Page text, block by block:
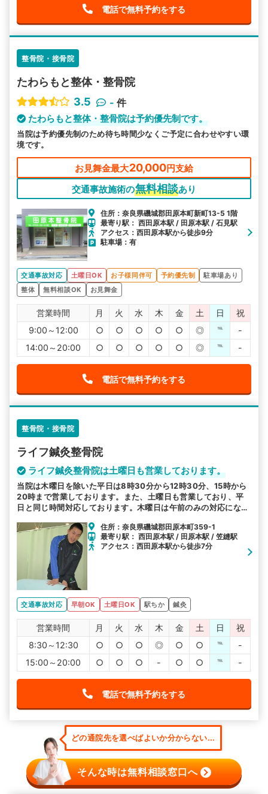
電話で無料予約をする
整骨院・接骨院
たわらもと整体・整骨院
3.5
- 件
たわらもと整体・整骨院は予約優先制です。
当院は予約優先制のため待ち時間少なくご予定に合わせやすい環
境です。
お見舞金最大20,000円支給
交通事故施術の無料相談あり
住所：奈良県磯城郡田原本町新町13-5 1階
最寄り駅： 西田原本駅 / 田原本駅 / 石見駅
アクセス：西田原本駅から徒歩9分
駐車場：有
交通事故対応 土曜日OK お子様同伴可 予約優先制
駐車場あり
整体
無料相談OK お見舞金
営業時間 月 火 水 木 金 土 日
祝
9:00～12:00
○ ○ ○ ○ ○ ◎ ℡
-
14:00～20:00
○ ○ ○ ○ ○ ◎ ℡ -
電話で無料予約をする
整骨院・接骨院
ライフ鍼灸整骨院
ライフ鍼灸整骨院は土曜日も営業しております。
当院は木曜日を除いた平日は8時30分から12時30分、15時から
20時まで営業しております。また、土曜日も営業しており、平
日と同じ時間対応しております。木曜日は午前のみの対応になり
住所：奈良県磯城郡田原本町359-1
最寄り駅： 西田原本駅 / 田原本駅 / 笠縫駅
アクセス：西田原本駅から徒歩7分
交通事故対応 早朝OK 土曜日OK 駅ちか 鍼灸
営業時間 月 火 水 木 金 土 日
祝
8:30～12:30
○ ○ ○ ◎ ○ ○ ℡
-
15:00～20:00
○ ○ ○ - ○ ○ ℡ -
電話で無料予約をする
どの通院先を選べばよいか分からない...
そんな時は無料相談窓口へ